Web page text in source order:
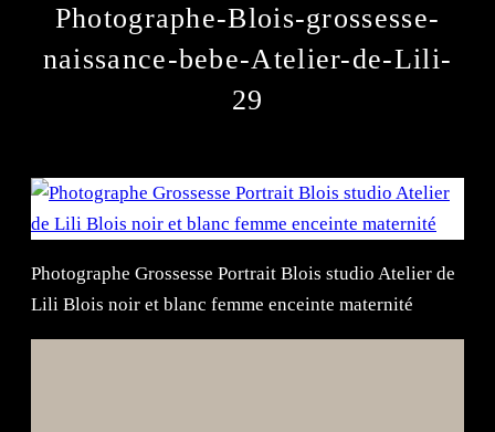
Photographe-Blois-grossesse-
naissance-bebe-Atelier-de-Lili-
29
Photographe Grossesse Portrait Blois studio Atelier de
Lili Blois noir et blanc femme enceinte maternité